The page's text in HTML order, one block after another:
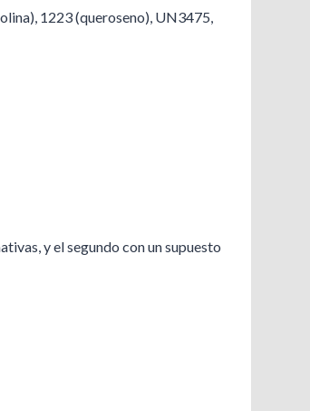
1223 (queroseno), UN3475,
y el segundo con un supuesto